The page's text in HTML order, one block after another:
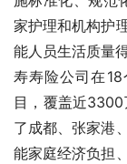
家护理和机构护
能人员生活质量
寿寿险公司在
目，覆盖近
了成都、张家港
能家庭经济负担